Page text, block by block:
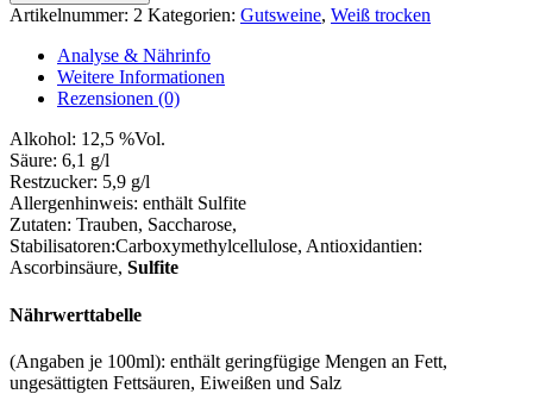
Menge
Artikelnummer: 2 Kategorien: Gutsweine, Weiß trocken
Analyse & Nährinfo
Weitere Informationen
Rezensionen (0)
Alkohol: 12,5 %Vol.
Säure: 6,1 g/l
Restzucker: 5,9 g/l
Allergenhinweis: enthält Sulfite
Zutaten: Trauben, Saccharose,
Stabilisatoren:Carboxymethylcellulose, Antioxidantien:
Ascorbinsäure, Sulfite
Nährwerttabelle
(Angaben je 100ml): enthält geringfügige Mengen an Fett,
ungesättigten Fettsäuren, Eiweißen und Salz